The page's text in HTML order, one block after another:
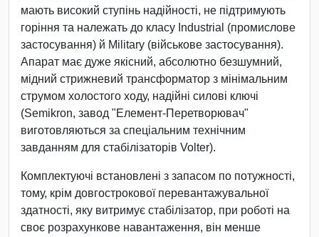
мають високий ступінь надійності, не підтримують
горіння та належать до класу Industrial (промислове
застосування) й Military (військове застосування).
Апарат має дуже якісний, абсолютно безшумний,
мідний стрижневий трансформатор з мінімальним
струмом холостого ходу, надійні силові ключі
(Semikron, завод "Елемент-Перетворювач"
виготовляються за спеціальним технічним
завданням для стабілізаторів Volter).
Комплектуючі встановлені з запасом по потужності,
тому, крім довгострокової перевантажувальної
здатності, яку витримує стабілізатор, при роботі на
своє розрахункове навантаження, він менше